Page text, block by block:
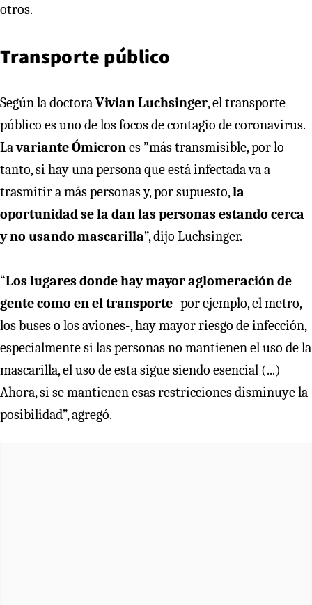
otros.
Transporte público
Según la doctoraVivian Luchsinger, el transporte
público es uno de los focos de contagio de coronavirus.
Lavariante Ómicrones ”más transmisible, por lo
tanto, si hay una persona que está infectada va a
trasmitir a más personas y, por supuesto,la
oportunidad se la dan las personas estando cerca
y no usando mascarilla”, dijo Luchsinger.
“Los lugares donde hay mayor aglomeración de
gente como en el transporte -por ejemplo, el metro,
los buses o los aviones-, hay mayor riesgo de infección,
especialmente si las personas no mantienen el uso de la
mascarilla, el uso de esta sigue siendo esencial (...)
Ahora, si se mantienen esas restricciones disminuye la
posibilidad”, agregó.